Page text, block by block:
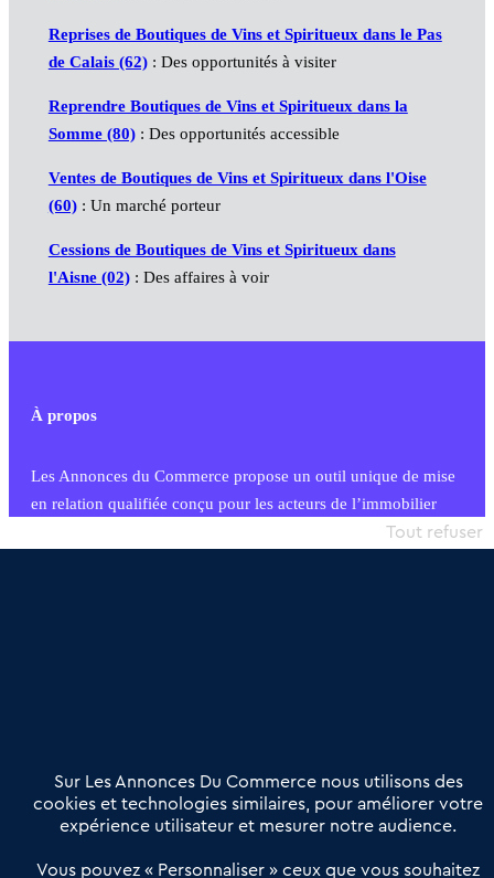
Reprises de Boutiques de Vins et Spiritueux dans le Pas
de Calais (62): Des opportunités à visiter
Reprendre Boutiques de Vins et Spiritueux dans la
Somme (80): Des opportunités accessible
Ventes de Boutiques de Vins et Spiritueux dans l'Oise
(60): Un marché porteur
Cessions de Boutiques de Vins et Spiritueux dans
l'Aisne (02): Des affaires à voir
À propos
Les Annonces du Commerce propose un outil unique de mise
en relation qualifiée conçu pour les acteurs de l’immobilier
commercial et les collectivités territoriales, simple et intégrant
Offres Pro
Actualités
Qui sommes nous ?
Derniers articles
Sur Les Annonces Du Commerce nous utilisons des
cookies et technologies similaires, pour améliorer votre
expérience utilisateur et mesurer notre audience.
Vous pouvez « Personnaliser » ceux que vous souhaitez
Tout refuser